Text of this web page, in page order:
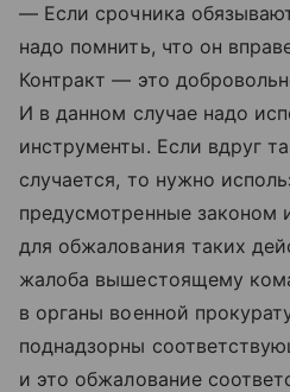
— Если срочника
надо помнить, что он
Контракт — это
И в данном случае надо
инструменты. Если вдруг
случается, то нужно
предусмотренные законом
для обжалования таких
жалоба вышестоящему
в органы военной
поднадзорны
и это обжалование